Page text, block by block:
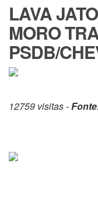
LAVA
MORO
PSDB/
12759 visitas -